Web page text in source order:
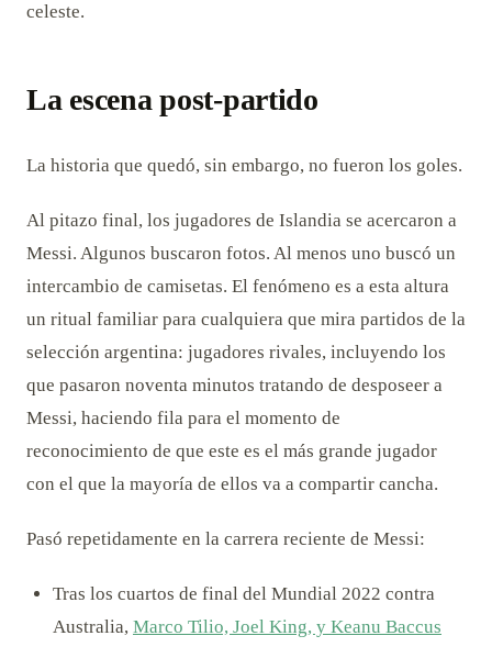
celeste.
La escena post-partido
La historia que quedó, sin embargo, no fueron los goles.
Al pitazo final, los jugadores de Islandia se acercaron a
Messi. Algunos buscaron fotos. Al menos uno buscó un
intercambio de camisetas. El fenómeno es a esta altura
un ritual familiar para cualquiera que mira partidos de la
selección argentina: jugadores rivales, incluyendo los
que pasaron noventa minutos tratando de desposeer a
Messi, haciendo fila para el momento de
reconocimiento de que este es el más grande jugador
con el que la mayoría de ellos va a compartir cancha.
Pasó repetidamente en la carrera reciente de Messi:
Tras los cuartos de final del Mundial 2022 contra
Australia, Marco Tilio, Joel King, y Keanu Baccus